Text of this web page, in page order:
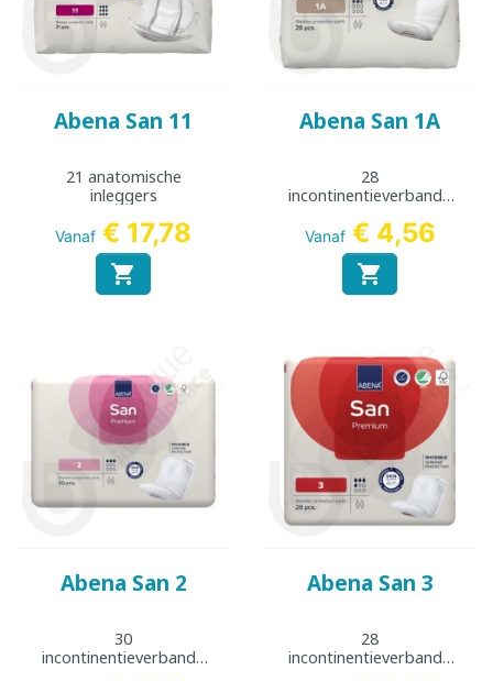
Abena San 11
21 anatomische
inleggers
Vanaf € 17,78

Abena San 1A
28
incontinentieverbande
Vanaf € 4,56

Abena San 2
30
incontinentieverbande
Abena San 3
28
incontinentieverbande